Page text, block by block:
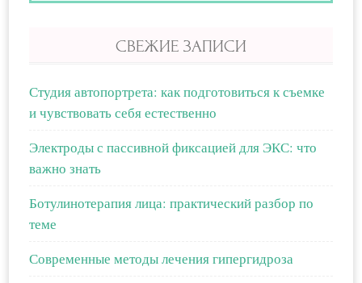
СВЕЖИЕ ЗАПИСИ
Студия автопортрета: как подготовиться к съемке
и чувствовать себя естественно
Электроды с пассивной фиксацией для ЭКС: что
важно знать
Ботулинотерапия лица: практический разбор по
теме
Современные методы лечения гипергидроза